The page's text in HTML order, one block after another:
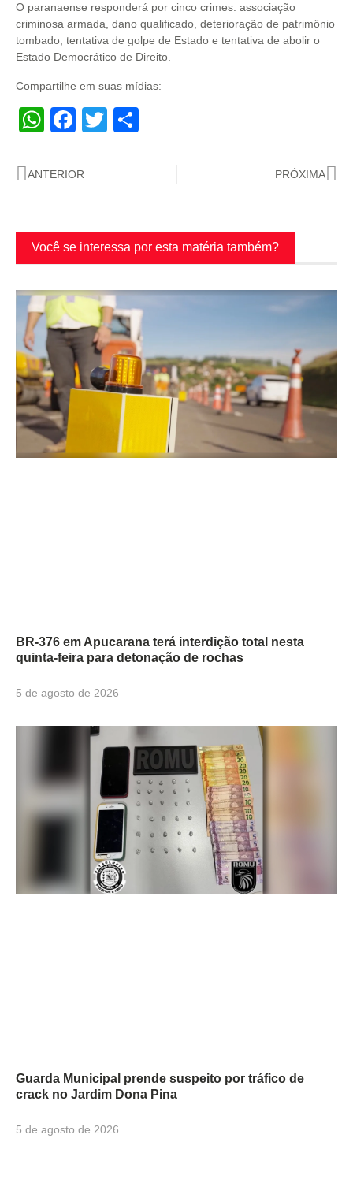
O paranaense responderá por cinco crimes: associação
criminosa armada, dano qualificado, deterioração de patrimônio
tombado, tentativa de golpe de Estado e tentativa de abolir o
Estado Democrático de Direito.
Compartilhe em suas mídias:
WhatsApp
Facebook
Twitter
ANTERIOR PRÓXIMA
Você se interessa por esta matéria também?
BR-376 em Apucarana terá interdição total nesta
quinta-feira para detonação de rochas
5 de agosto de 2026
Guarda Municipal prende suspeito por tráfico de
crack no Jardim Dona Pina
5 de agosto de 2026